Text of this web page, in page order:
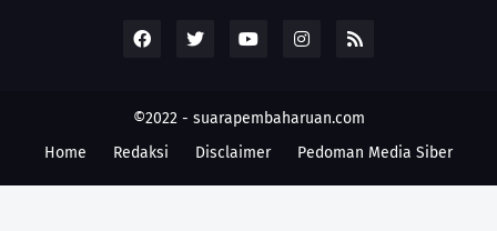
©2022 - suarapembaharuan.com
Home
Redaksi Disclaimer Pedoman Media Siber